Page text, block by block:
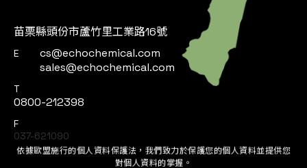
苗栗縣頭份市蘆竹里工業路16號
E
cs@echochemical.com
sales@echochemical.com
T
0800-212398
F
037-621090
依據歐盟施行的個人資料保護法，我們致力於保護您的個人資料並提供您
對個人資料的掌握。